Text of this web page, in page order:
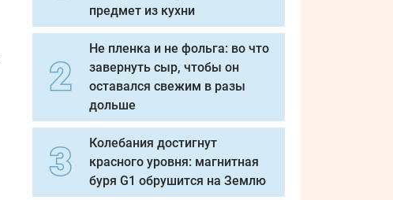
предмет из кухни
Не пленка и не фольга: во что
завернуть сыр, чтобы он
оставался свежим в разы
дольше
Колебания достигнут
красного уровня: магнитная
буря G1 обрушится на Землю